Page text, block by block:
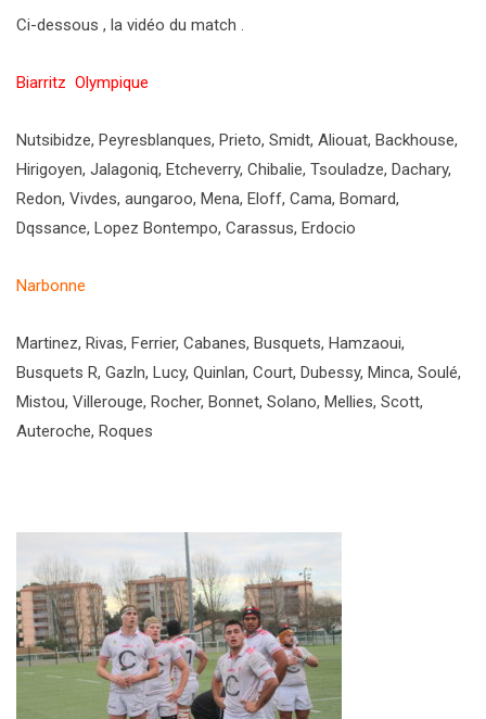
Ci-dessous , la vidéo du match .
Biarritz Olympique
Nutsibidze, Peyresblanques, Prieto, Smidt, Aliouat, Backhouse,
Hirigoyen, Jalagoniq, Etcheverry, Chibalie, Tsouladze, Dachary,
Redon, Vivdes, aungaroo, Mena, Eloff, Cama, Bomard,
Dqssance, Lopez Bontempo, Carassus, Erdocio
Narbonne
Martinez, Rivas, Ferrier, Cabanes, Busquets, Hamzaoui,
Busquets R, Gazln, Lucy, Quinlan, Court, Dubessy, Minca, Soulé,
Mistou, Villerouge, Rocher, Bonnet, Solano, Mellies, Scott,
Auteroche, Roques